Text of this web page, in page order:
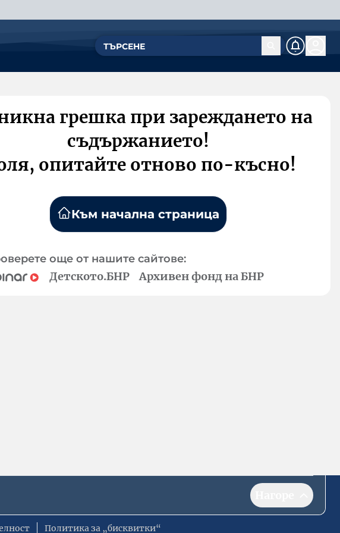
грешка при зареждането на
съдържанието!
опитайте отново по-късно!
Към начална страница
още от нашите сайтове:
Детското.БНР Архивен фонд на БНР
Политика за „бисквитки“